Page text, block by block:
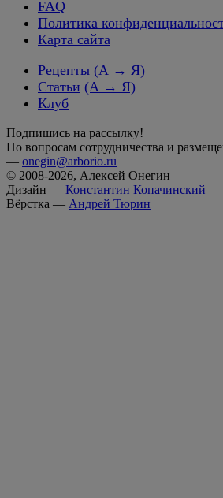
FAQ
Политика
Карта сайта
Рецепты (А → Я)
Статьи (А → Я)
Клуб
Подпишись на рассылку!
По вопросам сотрудничества и
— onegin@arborio.ru
© 2008-2026, Алексей Онегин
Дизайн — Константин Копачинский
Вёрстка — Андрей Тюрин